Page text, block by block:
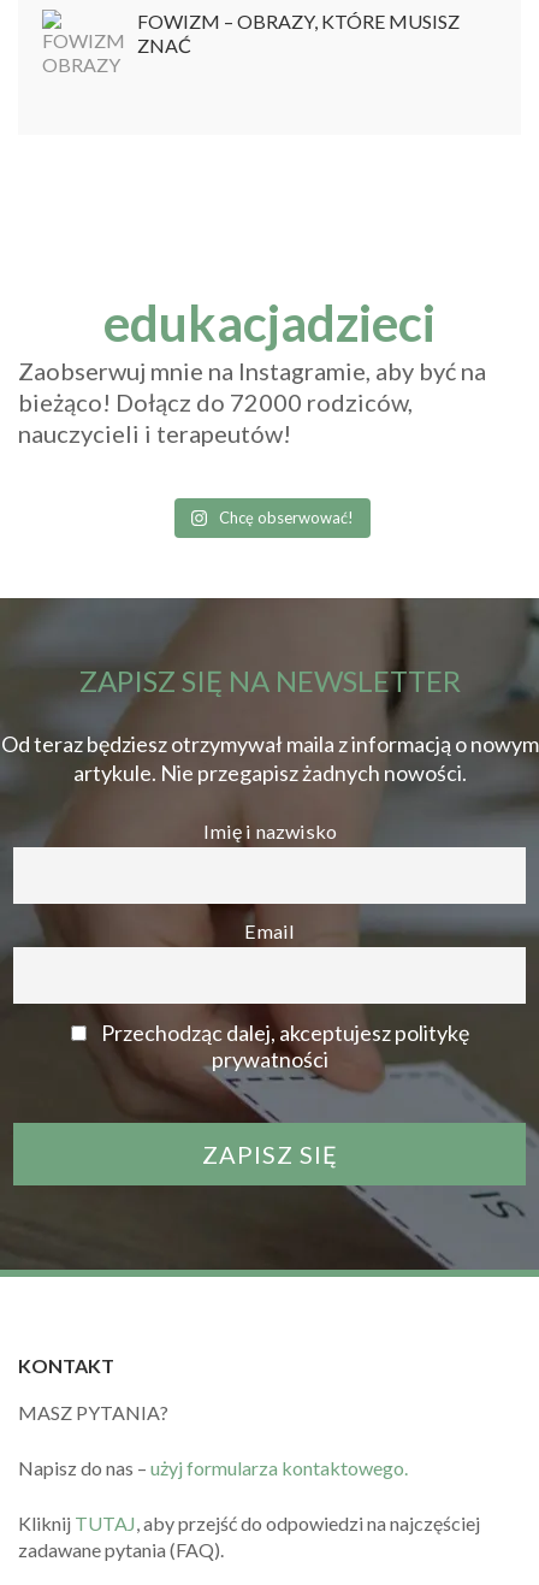
FOWIZM – OBRAZY, KTÓRE MUSISZ
ZNAĆ
edukacjadzieci
Zaobserwuj mnie na Instagramie, aby być na
bieżąco! Dołącz do 72000 rodziców,
nauczycieli i terapeutów!
Chcę obserwować!
ZAPISZ SIĘ NA NEWSLETTER
Od teraz będziesz otrzymywał maila z informacją o nowym
artykule. Nie przegapisz żadnych nowości.
Imię i nazwisko
Email
Przechodząc dalej, akceptujesz politykę
prywatności
KONTAKT
MASZ PYTANIA?
Napisz do nas – użyj formularza kontaktowego.
Kliknij TUTAJ , aby przejść do odpowiedzi na najczęściej
zadawane pytania (FAQ).